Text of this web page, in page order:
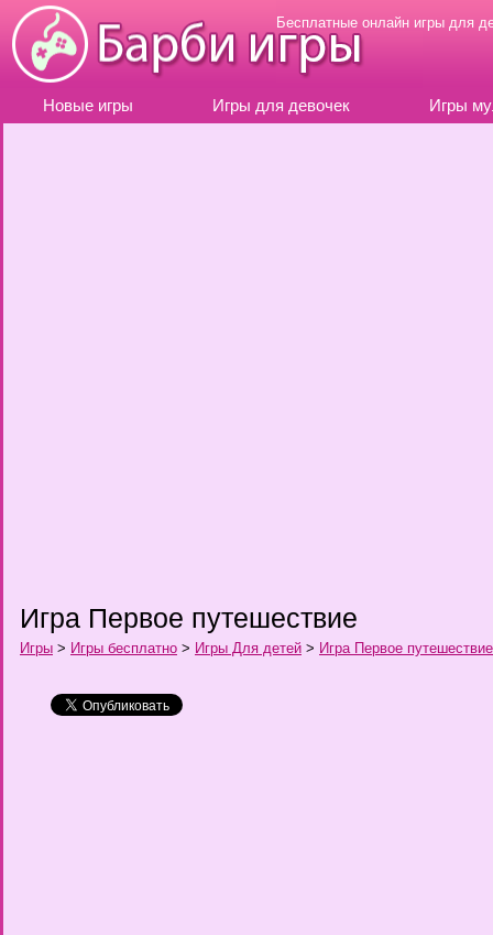
Бесплатные онлайн игры для
Новые игры Игры для девочек Игры
Игра Первое путешествие
Игры > Игры бесплатно > Игры Для детей > Игра Первое путешествие